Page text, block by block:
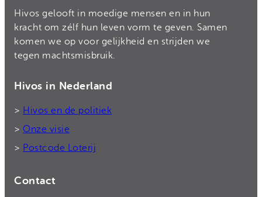
Hivos gelooft in moedige mensen en in hun
kracht om zélf hun leven vorm te geven. Samen
komen we op voor gelijkheid en strijden we
tegen machtsmisbruik.
Hivos in Nederland
> Hivos en de politiek
> Onze visie
> Postcode Loterij
Contact